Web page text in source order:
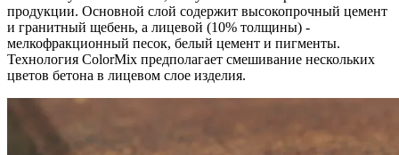
продукции. Основной слой содержит высокопрочный цемент
и гранитный щебень, а лицевой (10% толщины) -
мелкофракционный песок, белый цемент и пигменты.
Технология ColorMix предполагает смешивание нескольких
цветов бетона в лицевом слое изделия.